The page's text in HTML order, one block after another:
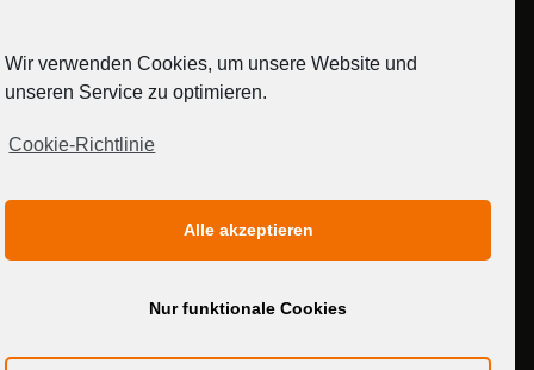
MEDIADATEN
Wir verwenden Cookies, um unsere Website und
unseren Service zu optimieren.
Cookie-Richtlinie
Alle akzeptieren
Nur funktionale Cookies